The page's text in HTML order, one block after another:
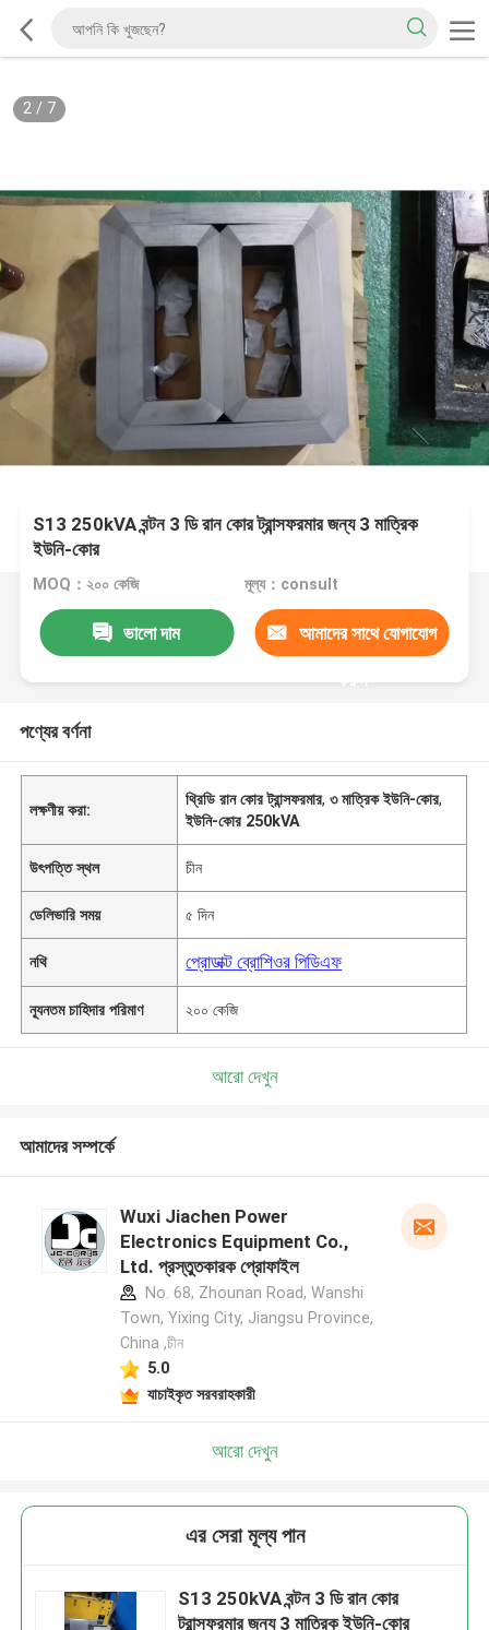
2/ 7
S13 250kVA বন্টন 3 ডি রান কোর ট্রান্সফরমার জন্য 3 মাত্রিক
ইউনি-কোর
MOQ：২০০ কেজি মূল্য：consult
ভালো দাম আমাদের সাথে যোগাযোগ
করুন
পণ্যের বর্ণনা
লক্ষণীয় করা:
থ্রিডি রান কোর ট্রান্সফরমার,৩ মাত্রিক ইউনি-কোর,
ইউনি-কোর 250kVA
উৎপত্তি স্থল চীন
ডেলিভারি সময় ৫ দিন
নথি প্রোডাক্ট ব্রোশিওর পিডিএফ
ন্যূনতম চাহিদার পরিমাণ ২০০ কেজি
আরো দেখুন
আমাদের সম্পর্কে
Wuxi Jiachen Power
Electronics Equipment Co.,
Ltd. প্রস্তুতকারক প্রোফাইল
No. 68, Zhounan Road, Wanshi
Town, Yixing City, Jiangsu Province,
China ,চীন
5.0
যাচাইকৃত সরবরাহকারী
আরো দেখুন
এর সেরা মূল্য পান
S13 250kVA বন্টন 3 ডি রান কোর
ট্রান্সফরমার জন্য 3 মাত্রিক ইউনি-কোর